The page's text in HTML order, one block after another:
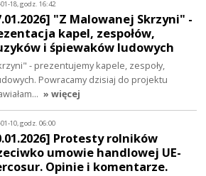
18, godz. 16:42
"Z Malowanej Skrzyni" -
kapel, zespołów,
i śpiewaków ludowych
- prezentujemy kapele, zespoły,
Powracamy dzisiaj do projektu
» więcej
10, godz. 06:00
Protesty rolników
umowie handlowej UE-
Opinie i komentarze.